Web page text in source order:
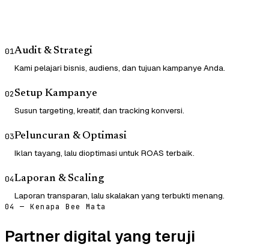
01Audit & Strategi
Kami pelajari bisnis, audiens, dan tujuan kampanye Anda.
02Setup Kampanye
Susun targeting, kreatif, dan tracking konversi.
03Peluncuran & Optimasi
Iklan tayang, lalu dioptimasi untuk ROAS terbaik.
04Laporan & Scaling
Laporan transparan, lalu skalakan yang terbukti menang.
04 — Kenapa Bee Mata
Partner digital yang teruji